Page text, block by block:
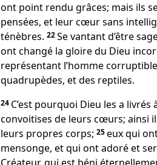
ont point rendu grâces; mais ils
pensées, et leur cœur sans
ténèbres. 22Se vantant d’être
ont changé la gloire du Dieu
représentant l’homme
quadrupèdes, et des reptiles.
24 C’est pourquoi Dieu les a livrés
convoitises de leurs cœurs; ainsi
leurs propres corps; 25eux qui
mensonge, et qui ont adoré et